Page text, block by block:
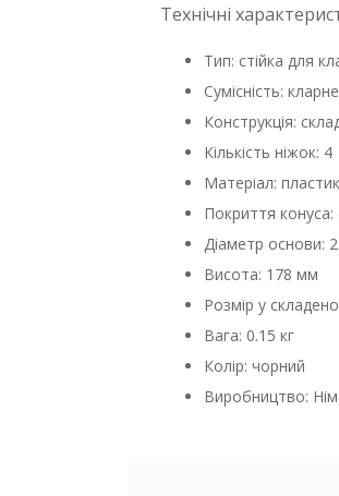
Технічні
Тип: стійка для
Сумісність:
Конструкція:
Кількість ніжок: 4
Матеріал:
Покриття конуса:
Діаметр основи:
Висота: 178 мм
Розмір у
Вага: 0.15 кг
Колір: чорний
Виробництво: